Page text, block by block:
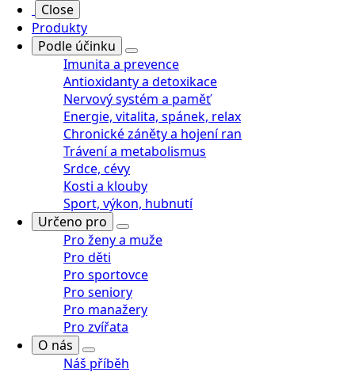
Close
Produkty
Podle účinku
Imunita a prevence
Antioxidanty a detoxikace
Nervový systém a paměť
Energie, vitalita, spánek, relax
Chronické záněty a hojení ran
Trávení a metabolismus
Srdce, cévy
Kosti a klouby
Sport, výkon, hubnutí
Určeno pro
Pro ženy a muže
Pro děti
Pro sportovce
Pro seniory
Pro manažery
Pro zvířata
O nás
Náš příběh